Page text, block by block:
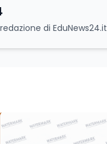
di EduNews24.it